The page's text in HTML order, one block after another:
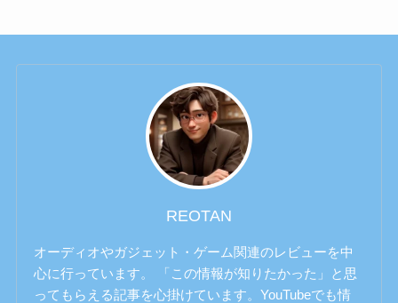
REOTAN
オーディオやガジェット・ゲーム関連のレビューを中
心に行っています。 「この情報が知りたかった」と思
ってもらえる記事を心掛けています。YouTubeでも情